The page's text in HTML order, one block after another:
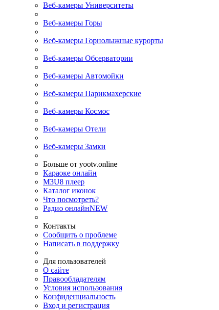
Веб-камеры Университеты
Веб-камеры Горы
Веб-камеры Горнолыжные курорты
Веб-камеры Обсерватории
Веб-камеры Автомойки
Веб-камеры Парикмахерские
Веб-камеры Космос
Веб-камеры Отели
Веб-камеры Замки
Больше от yootv.online
Караоке онлайн
M3U8 плеер
Каталог иконок
Что посмотреть?
Радио онлайнNEW
Контакты
Сообщить о проблеме
Написать в поддержку
Для пользователей
О сайте
Правообладателям
Условия использования
Конфиденциальность
Вход и регистрация